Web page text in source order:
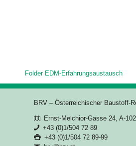
Folder EDM-Erfahrungsaustausch
BRV – Österreichischer Baustoff-
Ernst-Melchior-Gasse 24, A-
+43 (0)1/504 72 89
+43 (0)1/504 72 89-99